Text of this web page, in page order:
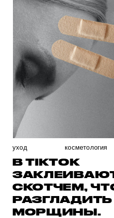
уход косметология
В TIKTOK
СКОТЧЕМ,
РАЗГЛАДИТЬ
МОРЩИНЫ.